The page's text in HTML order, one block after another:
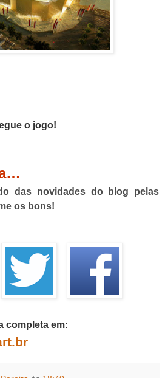
o jogo!
das novidades do blog pelas
os bons!
completa em: